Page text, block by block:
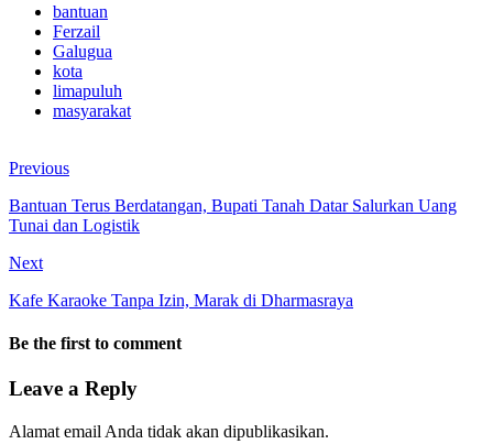
bantuan
Ferzail
Galugua
kota
limapuluh
masyarakat
Previous
Bantuan Terus Berdatangan, Bupati Tanah Datar Salurkan Uang
Tunai dan Logistik
Next
Kafe Karaoke Tanpa Izin, Marak di Dharmasraya
Be the first to comment
Leave a Reply
Alamat email Anda tidak akan dipublikasikan.